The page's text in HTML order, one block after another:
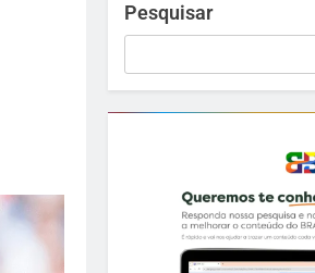
Pesquisar